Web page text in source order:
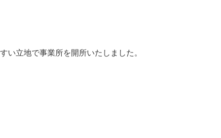
立地で事業所を開所いたしました。